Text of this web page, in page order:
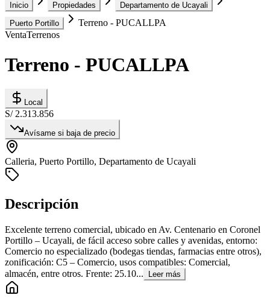
Inicio Propiedades
Departamento de Ucayali
Puerto Portillo
Terreno - PUCALLPA
VentaTerrenos
Terreno - PUCALLPA
Local
S/ 2.313.856
Avísame si baja de precio
Calleria, Puerto Portillo, Departamento de Ucayali
Descripción
Excelente terreno comercial, ubicado en Av. Centenario en Coronel
Portillo – Ucayali, de fácil acceso sobre calles y avenidas, entorno:
Comercio no especializado (bodegas tiendas, farmacias entre otros),
zonificación: C5 – Comercio, usos compatibles: Comercial,
almacén, entre otros. Frente: 25.10...
Leer más